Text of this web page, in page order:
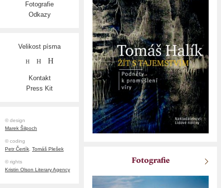
Fotografie
Odkazy
Velikost písma
H H H
Kontakt
Press Kit
© design
Marek Šilpoch
© coding
Petr Čertík, Tomáš Plešek
© rights
Kristin Olson Literary Agency
Fotografie